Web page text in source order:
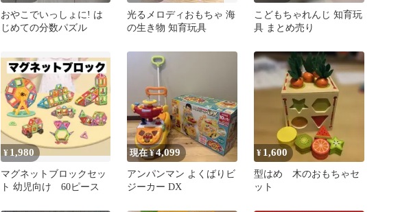
おやこでいっしょに! は
じめての分数パズル
光るメロディおもちゃ 海
の生き物 知育玩具
こどもちゃれんじ 知育玩
具 まとめ売り
¥ 1,980
マグネットブロックセッ
ト 幼児向け 60ピース
現在 ¥4,099
アンパンマン よくばりビ
ジーカー DX
¥ 1,600
型はめ 木のおもちゃセ
ット